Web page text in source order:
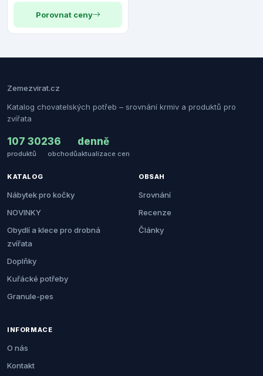
Porovnat ceny
Zemezvirat.cz
Katalog chovatelských potřeb – srovnání krmiv a produktů pro
zvířata
107 302
produktů
36
obchodů
denně
aktualizace cen
KATALOG
Nábytek pro kočky
NOVINKY
Obydlí a klece pro drobná
zvířata
Doplňky
Kuřácké potřeby
Granule-pes
OBSAH
Srovnání
Recenze
Články
INFORMACE
O nás
Kontakt